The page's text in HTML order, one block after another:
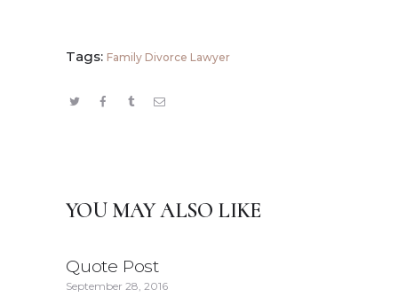
Tags: Family Divorce Lawyer
YOU MAY ALSO LIKE
Quote Post
September 28, 2016